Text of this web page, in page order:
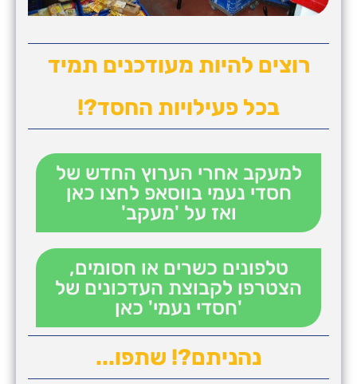
רוצים להיות מעודכנים תמיד
בכל פעילויות החסד?!
למעקב אחרי הערוץ החדש של
חסדי נעמי בווסאפ לחצו כאן
ואז על 'מעקב'
טלפונים כשרים או חסומים,
הצטרפו לקבוצת העדכונים של
'חסדי נעמי' כאן
נהניתם?! שתפו...